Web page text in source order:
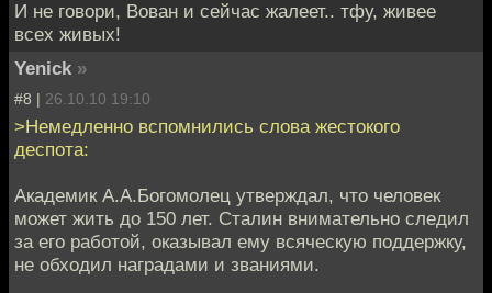
И не говори, Вован и сейчас жалеет.. тфу, живее
всех живых!
Yenick »
#8 | 26.10.10 19:10
>Немедленно вспомнились слова жестокого
деспота:
Академик А.А.Богомолец утверждал, что человек
может жить до 150 лет. Сталин внимательно следил
за его работой, оказывал ему всяческую поддержку,
не обходил наградами и званиями.